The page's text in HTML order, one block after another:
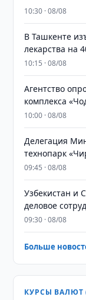
10:30 · 08/08
​​​​​​​В Ташкенте
лекарства на
10:15 · 08/08
Агентство
комплекса
10:00 · 08/08
Делегация
технопарк
09:45 · 08/08
Узбекистан и
деловое
09:30 · 08/08
Больше
КУРСЫ ВАЛЮТ